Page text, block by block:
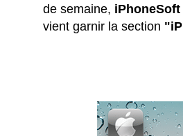
de semaine, iPhoneSoft
vient garnir la section